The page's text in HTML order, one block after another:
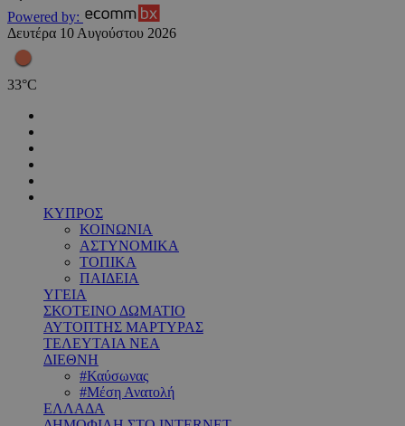
Powered by:
Δευτέρα 10 Αυγούστου 2026
33°C
ΚΥΠΡΟΣ
ΚΟΙΝΩΝΙΑ
ΑΣΤΥΝΟΜΙΚΑ
ΤΟΠΙΚΑ
ΠΑΙΔΕΙΑ
ΥΓΕΙΑ
ΣΚΟΤΕΙΝΟ ΔΩΜΑΤΙΟ
ΑΥΤΟΠΤΗΣ ΜΑΡΤΥΡΑΣ
ΤΕΛΕΥΤΑΙΑ ΝΕΑ
ΔΙΕΘΝΗ
#Καύσωνας
#Μέση Ανατολή
ΕΛΛΑΔΑ